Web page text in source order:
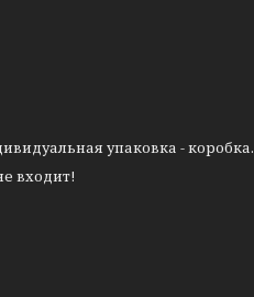
упаковка - коробка.
входит!